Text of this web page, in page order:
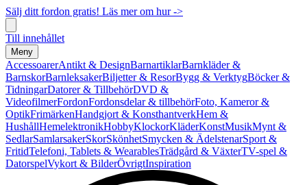
Sälj ditt fordon gratis! Läs mer om hur ->
Till innehållet
Meny
AccessoarerAntikt & DesignBarnartiklarBarnkläder &
BarnskorBarnleksakerBiljetter & ResorBygg & VerktygBöcker &
TidningarDatorer & TillbehörDVD &
VideofilmerFordonFordonsdelar & tillbehörFoto, Kameror &
OptikFrimärkenHandgjort & KonsthantverkHem &
HushållHemelektronikHobbyKlockorKläderKonstMusikMynt &
SedlarSamlarsakerSkorSkönhetSmycken & ÄdelstenarSport &
FritidTelefoni, Tablets & WearablesTrädgård & VäxterTV-spel &
DatorspelVykort & BilderÖvrigtInspiration